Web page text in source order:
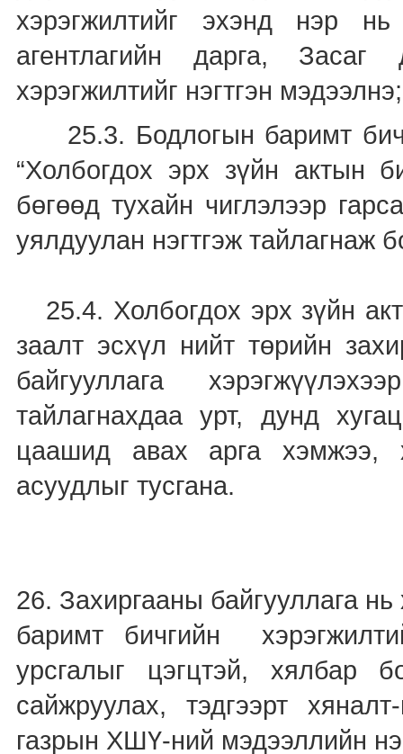
хэрэгжилтийг эхэнд нэр
агентлагийн дарга, Засаг
хэрэгжилтийг нэгтгэн мэдээлнэ;
25.3. Бодлогын баримт
“Холбогдох эрх зүйн актын
бөгөөд тухайн чиглэлээр
уялдуулан нэгтгэж тайлагнаж
25.4. Холбогдох эрх зүйн
заалт эсхүл нийт төрийн
байгууллага
тайлагнахдаа урт, дунд
цаашид авах арга хэмжээ,
асуудлыг тусгана.
26. Захиргааны байгууллага
баримт бичгийн
урсгалыг цэгцтэй, хялбар
сайжруулах, тэдгээрт
газрын ХШҮ-ний мэдээллийн